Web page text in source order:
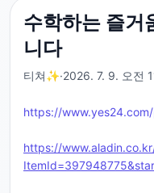
수학하는 즐거
니다
티쳐✨·2026. 7. 9. 오전
https://
https://